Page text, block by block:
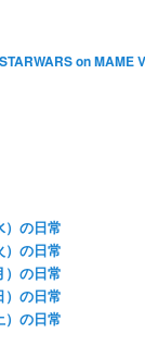
on MAME
）の日常
）の日常
）の日常
）の日常
）の日常